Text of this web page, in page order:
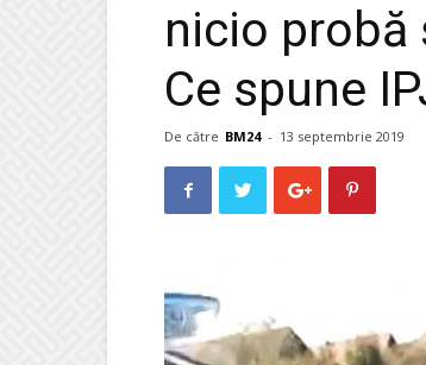
nicio probă
Ce spune
De către BM24 - 13 septembrie 2019